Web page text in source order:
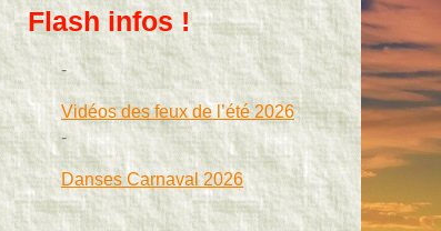
Flash infos !
Vidéos des feux de l’été 2026
Danses Carnaval 2026